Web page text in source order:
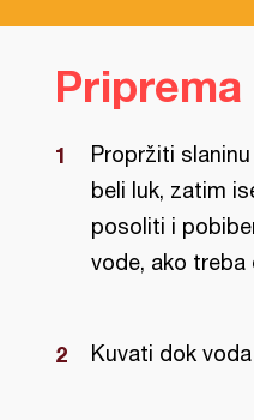
Priprema
Propržiti
beli luk, zatim
posoliti i
vode, ako
Kuvati dok